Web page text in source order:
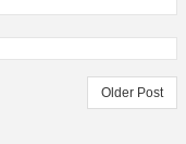
Older Post